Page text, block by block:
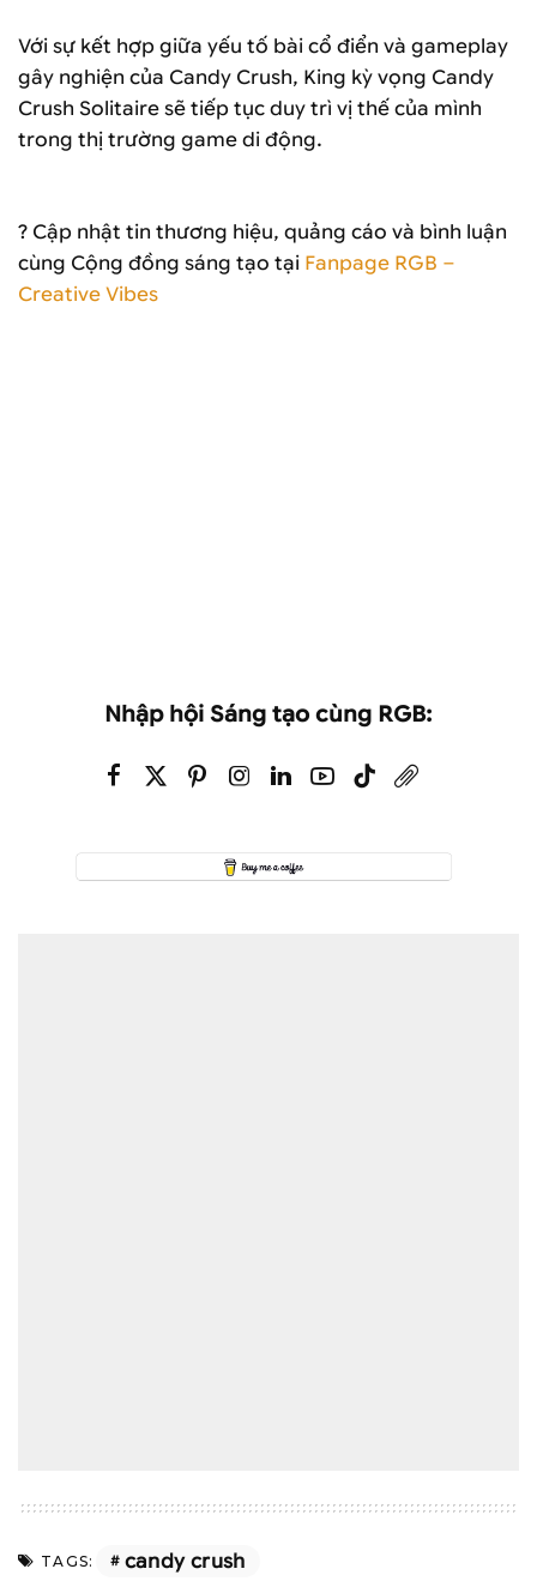
Với sự kết hợp giữa yếu tố bài cổ điển và gameplay
gây nghiện của Candy Crush, King kỳ vọng Candy
Crush Solitaire sẽ tiếp tục duy trì vị thế của mình
trong thị trường game di động.
? Cập nhật tin thương hiệu, quảng cáo và bình luận
cùng Cộng đồng sáng tạo tại Fanpage RGB –
Creative Vibes
Nhập hội Sáng tạo cùng RGB:
TAGS: candy crush